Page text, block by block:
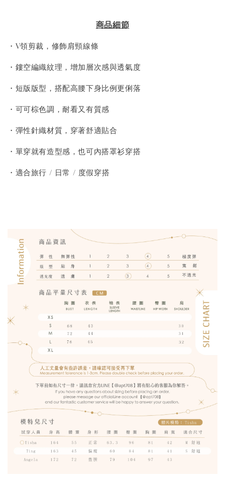
商品細節
・V領剪裁，修飾肩頸線條
・鏤空編織紋理，增加層次感與透氣度
・短版版型，搭配高腰下身比例更俐落
・可可棕色調，耐看又有質感
・彈性針織材質，穿著舒適貼合
・單穿就有造型感，也可內搭罩衫穿搭
・適合旅行 / 日常 / 度假穿搭